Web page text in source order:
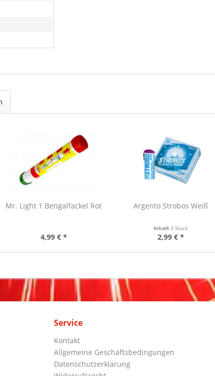
Mr. Light 1 Bengalfackel Rot
4,99 € *
Argento Strobos Weiß
Inhalt3 Stück
2,99 € *
Service
Kontakt
Allgemeine Geschäftsbedingungen
Datenschutzerklärung